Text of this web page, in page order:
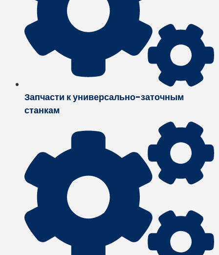
Запчасти к универсально-заточным
станкам